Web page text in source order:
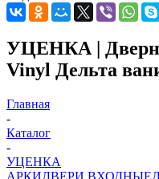
УЦЕНКА |
Vinyl Дельта
Главная
-
Каталог
-
УЦЕНКА
АРКИДВЕРИ ВХОДНЫЕ